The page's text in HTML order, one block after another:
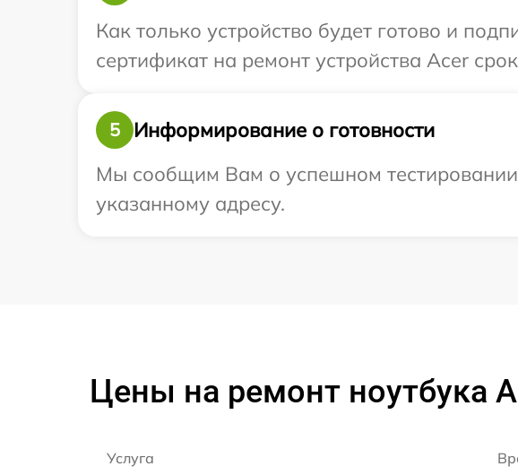
Как только устройство будет готово и
сертификат на ремонт устройства Acer
5
Информирование о готовности
Мы сообщим Вам о успешном тестировании
указанному адресу.
Цены на ремонт ноутбука
Услуга